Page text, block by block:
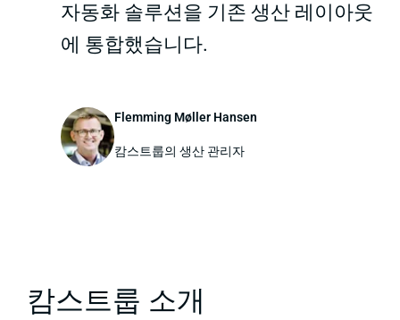
자동화 솔루션을 기존 생산 레이아웃
에 통합했습니다.
Flemming Møller Hansen
캄스트룹의 생산 관리자
캄스트룹 소개